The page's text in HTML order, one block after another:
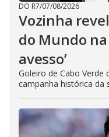
DO R7/07/08/2026
Vozinha
do Mundo
avesso’
Goleiro de Cabo Verde
campanha histórica da